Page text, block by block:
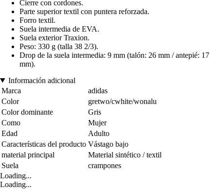
Cierre con cordones.
Parte superior textil con puntera reforzada.
Forro textil.
Suela intermedia de EVA.
Suela exterior Traxion.
Peso: 330 g (talla 38 2/3).
Drop de la suela intermedia: 9 mm (talón: 26 mm / antepié: 17
mm).
Información adicional
Marca
adidas
Color
gretwo/cwhite/wonalu
Color dominante
Gris
Como
Mujer
Edad
Adulto
Características del producto Vástago bajo
material principal
Material sintético / textil
Suela
crampones
Loading...
Loading...